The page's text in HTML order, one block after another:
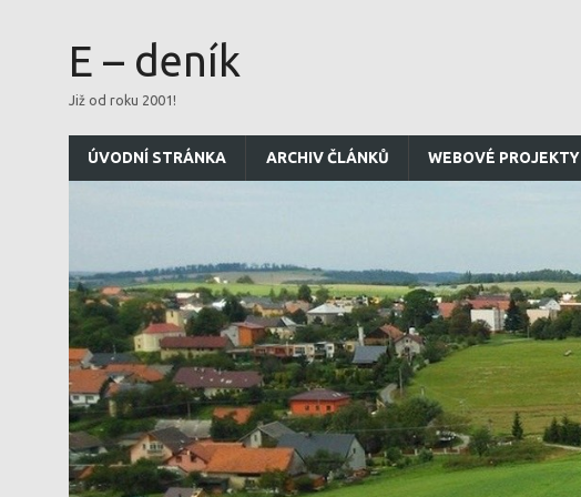
E – deník
Již od roku 2001!
ÚVODNÍ STRÁNKA ARCHIV ČLÁNKŮ WEBOVÉ PROJEKTY